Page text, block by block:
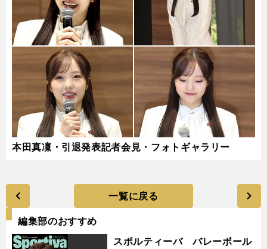
本田真凜・引退発表記者会見・フォトギャラリー
一覧に戻る
編集部のおすすめ
スポルティーバ バレーボール